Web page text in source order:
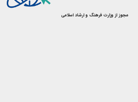
مجوز از وزارت فرهنگ و ارشاد اسلامی